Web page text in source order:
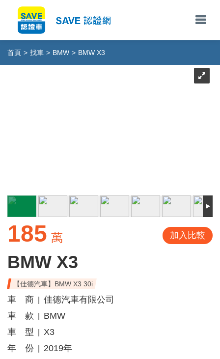
首頁 > 找車 > BMW > BMW X3
185 萬 加入比較
BMW X3
【佳德汽車】BMW X3 30i
車 商
佳德汽車有限公司
車 款
BMW
車 型
X3
年 份
2019年